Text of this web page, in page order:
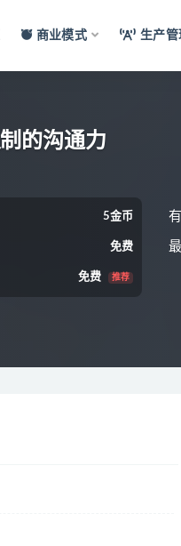
商业模式 生产管
的沟通力
5金币
免费
免费 推荐